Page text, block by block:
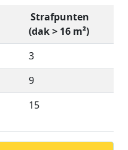
Strafpunten
(dak > 16 m²)
3
9
15